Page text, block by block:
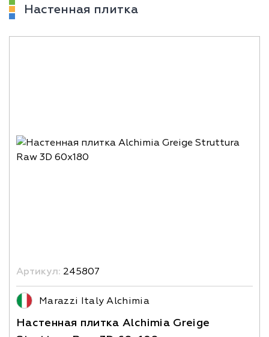
Настенная плитка
Артикул: 245807
Marazzi Italy Alchimia
Настенная плитка Alchimia Greige